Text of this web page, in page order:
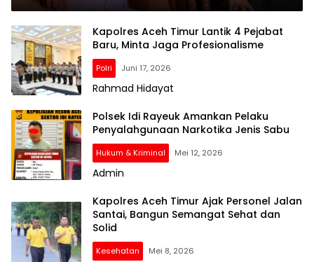
Kapolres Aceh Timur Lantik 4 Pejabat
Baru, Minta Jaga Profesionalisme
Polri Juni 17, 2026
Rahmad Hidayat
Polsek Idi Rayeuk Amankan Pelaku
Penyalahgunaan Narkotika Jenis Sabu
Hukum & Kriminal Mei 12, 2026
Admin
Kapolres Aceh Timur Ajak Personel Jalan
Santai, Bangun Semangat Sehat dan
Solid
Kesehatan Mei 8, 2026